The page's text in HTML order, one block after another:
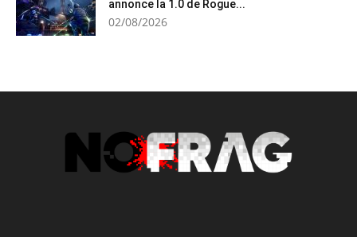
annonce la 1.0 de Rogue...
02/08/2026